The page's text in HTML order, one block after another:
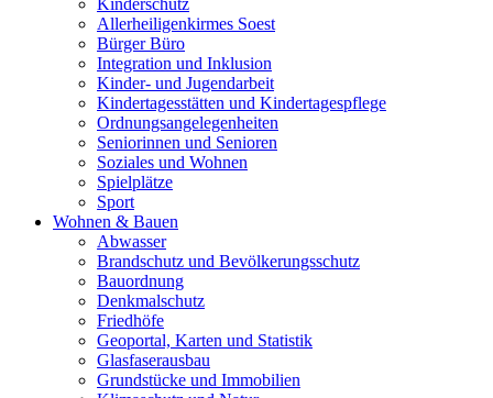
Kinderschutz
Allerheiligenkirmes Soest
Bürger Büro
Integration und Inklusion
Kinder- und Jugendarbeit
Kindertagesstätten und Kindertagespflege
Ordnungsangelegenheiten
Seniorinnen und Senioren
Soziales und Wohnen
Spielplätze
Sport
Wohnen & Bauen
Abwasser
Brandschutz und Bevölkerungsschutz
Bauordnung
Denkmalschutz
Friedhöfe
Geoportal, Karten und Statistik
Glasfaserausbau
Grundstücke und Immobilien